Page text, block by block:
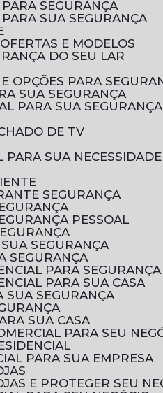
SEGURANÇA
SUA SEGURANÇA
E MODELOS
DO SEU LAR
OPÇÕES PARA
SUA SEGURANÇA
PARA SUA SEGURANÇA
DE TV
PARA SUA NECESSIDADE
SEGURANÇA
PESSOAL
SEGURANÇA
SEGURANÇA
PARA
PARA SUA CASA
SUA SEGURANÇA
SUA CASA
PARA SEU
PARA SUA EMPRESA
E PROTEGER SEU